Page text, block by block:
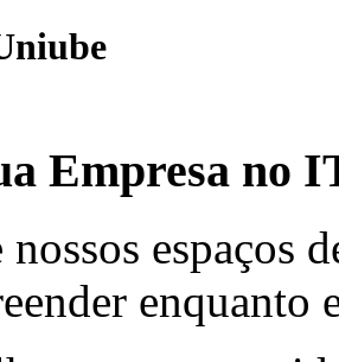
Empresa no
espaços
enquanto